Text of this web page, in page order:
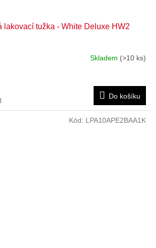
lakovací tužka - White Deluxe HW2
Skladem (>10 ks)
Do košíku
Kód: LPA10APE2BAA1K